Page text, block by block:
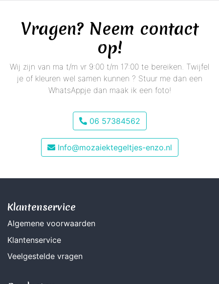
Vragen? Neem contact
op!
Wij zijn van ma t/m vr 9:00 t/m 17:00 te bereiken. Twijfel
je of kleuren wel samen kunnen ? Stuur me dan een
WhatsAppje dan maak ik een foto!
06 57384562
Info@mozaiektegeltjes-enzo.nl
Klantenservice
Algemene voorwaarden
Klantenservice
Veelgestelde vragen